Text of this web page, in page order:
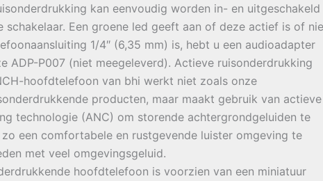
kan eenvoudig worden in- en uitgeschakeld
schakelaar. Een groene led geeft aan of deze actief is of
1/4″ (6,35 mm) is, hebt u een audioadapter
ADP-P007 (niet meegeleverd). Actieve ruisonderdrukking
hoofdtelefoon van bhi werkt niet zoals onze
producten, maar maakt gebruik van actieve
technologie (ANC) om storende achtergrondgeluiden te
een comfortabele en rustgevende luister omgeving te
met veel omgevingsgeluid.
hoofdtelefoon is voorzien van een miniatuur